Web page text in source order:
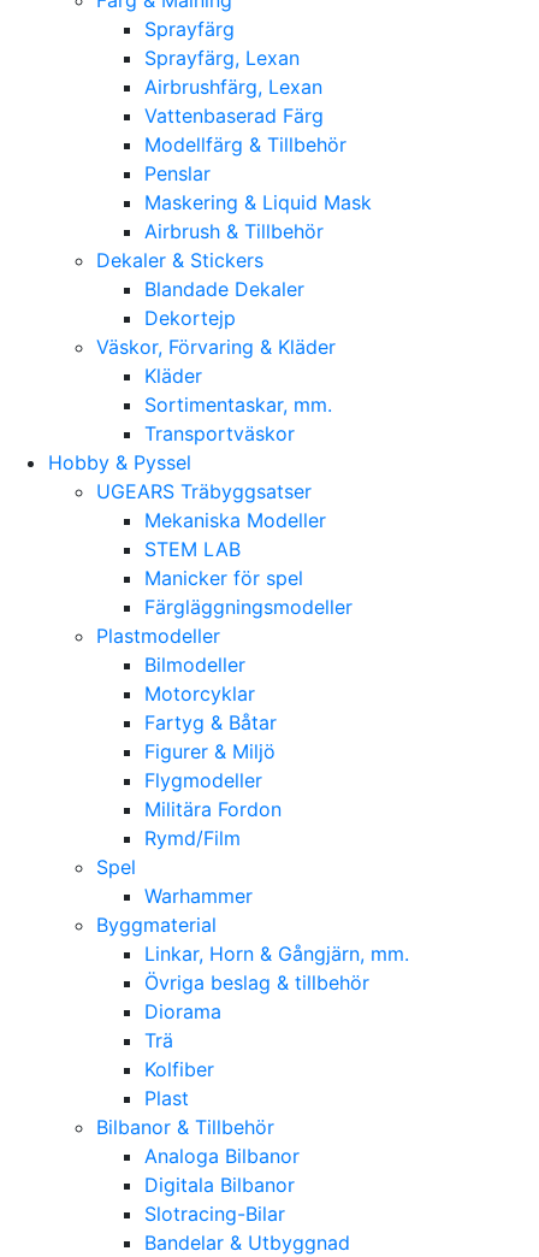
Sprayfärg
Sprayfärg, Lexan
Airbrushfärg, Lexan
Vattenbaserad Färg
Modellfärg & Tillbehör
Penslar
Maskering & Liquid Mask
Airbrush & Tillbehör
Dekaler & Stickers
Blandade Dekaler
Dekortejp
Väskor, Förvaring & Kläder
Kläder
Sortimentaskar, mm.
Transportväskor
Hobby & Pyssel
UGEARS Träbyggsatser
Mekaniska Modeller
STEM LAB
Manicker för spel
Färgläggningsmodeller
Plastmodeller
Bilmodeller
Motorcyklar
Fartyg & Båtar
Figurer & Miljö
Flygmodeller
Militära Fordon
Rymd/Film
Spel
Warhammer
Byggmaterial
Linkar, Horn & Gångjärn, mm.
Övriga beslag & tillbehör
Diorama
Trä
Kolfiber
Plast
Bilbanor & Tillbehör
Analoga Bilbanor
Digitala Bilbanor
Slotracing-Bilar
Bandelar & Utbyggnad